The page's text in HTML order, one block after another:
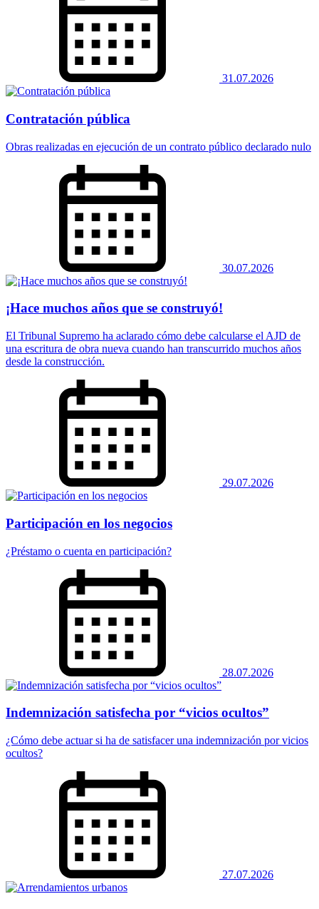
31.07.2026
Contratación pública
Obras realizadas en ejecución de un contrato público declarado nulo
30.07.2026
¡Hace muchos años que se construyó!
El Tribunal Supremo ha aclarado cómo debe calcularse el AJD de
una escritura de obra nueva cuando han transcurrido muchos años
desde la construcción.
29.07.2026
Participación en los negocios
¿Préstamo o cuenta en participación?
28.07.2026
Indemnización satisfecha por “vicios ocultos”
¿Cómo debe actuar si ha de satisfacer una indemnización por vicios
ocultos?
27.07.2026